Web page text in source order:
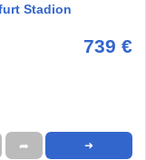
Stadion
739 €
➦ ➜